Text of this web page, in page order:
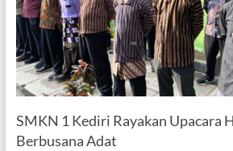
SMKN 1 Kediri Rayakan Upacara
Berbusana Adat